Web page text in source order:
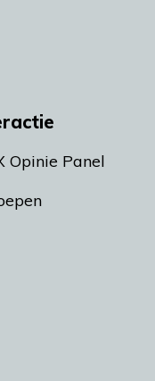
Opinie Panel